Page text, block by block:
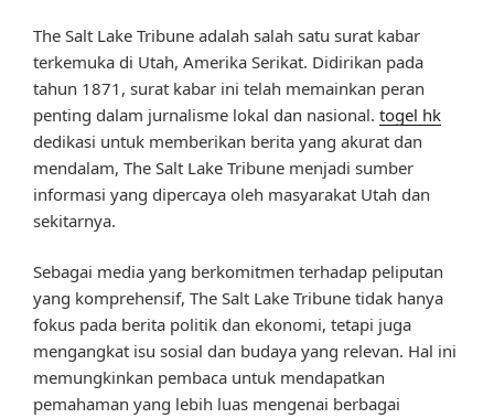
The Salt Lake Tribune adalah salah satu surat kabar
terkemuka di Utah, Amerika Serikat. Didirikan pada
tahun 1871, surat kabar ini telah memainkan peran
penting dalam jurnalisme lokal dan nasional. togel hk
dedikasi untuk memberikan berita yang akurat dan
mendalam, The Salt Lake Tribune menjadi sumber
informasi yang dipercaya oleh masyarakat Utah dan
sekitarnya.
Sebagai media yang berkomitmen terhadap peliputan
yang komprehensif, The Salt Lake Tribune tidak hanya
fokus pada berita politik dan ekonomi, tetapi juga
mengangkat isu sosial dan budaya yang relevan. Hal ini
memungkinkan pembaca untuk mendapatkan
pemahaman yang lebih luas mengenai berbagai